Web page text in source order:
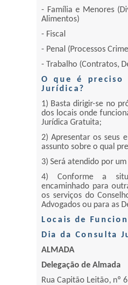
- Família e Menores
Alimentos)
- Fiscal
- Penal (Processos
- Trabalho (Contratos,
O que é preciso
Jurídica?
1) Basta dirigir-se no
dos locais onde
Jurídica Gratuita;
2) Apresentar os seus
assunto sobre o qual
3) Será atendido por
4) Conforme a
encaminhado para
os serviços do
Advogados ou para as
Locais de
Dia da Consulta
ALMADA
Delegação de Almada
Rua Capitão Leitão, nº